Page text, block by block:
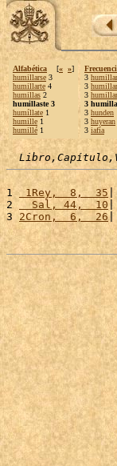
Alfabética [« »]
humillarse 3
humillarte 4
humillas 2
humillaste 3
humíllate 1
humille 1
humillé 1
3
3
3
3
3 hunden
3 huyeran
3 iafía
1 1Rey,  8,  35
2
  Sal, 44,  10
3 2Cron,  6,  26|